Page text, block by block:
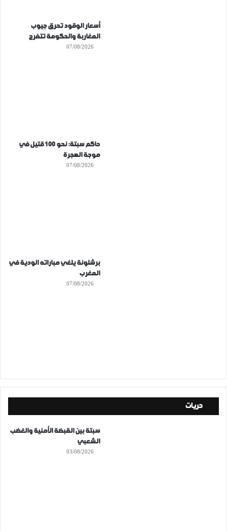
أسعار الوقود تحرق جيوب
المغاربة والحكومة تتفرج
07/08/2026
حاكم سبتة: نحو 100 قتيل في
موجة الهجرة
07/08/2026
برشلونة يلغي مباراته الودية في
المغرب
07/08/2026
حريات
سبتة بين القبضة الأمنية والغضب
الشعبي
03/08/2026